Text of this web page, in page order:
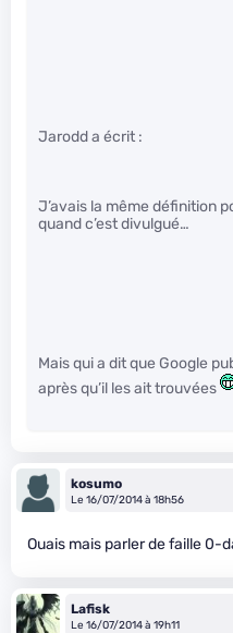
Jarodd a écrit :
J’avais la même définition
quand c’est divulgué…
Mais qui a dit que Google
après qu’il les ait trouvées
kosumo
Le 16/07/2014 à 18h56
Ouais mais parler de faille 0-
Lafisk
Le 16/07/2014 à 19h11